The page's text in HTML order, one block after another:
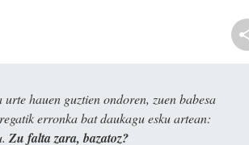
hauen guztien ondoren, zuen babesa
erronka bat daukagu esku artean:
Zu falta zara, bazatoz?